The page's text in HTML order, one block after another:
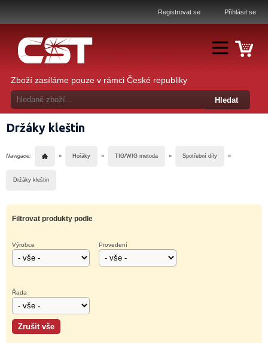
Registrovat se Přihlásit se
Zboží zasíláme pouze v rámci České republiky
Držáky kleštin
Navigace: » Hořáky » TIG/WIG metoda » Spotřební díly »
Držáky kleštin
Filtrovat produkty podle
Výrobce Provedení
Řada